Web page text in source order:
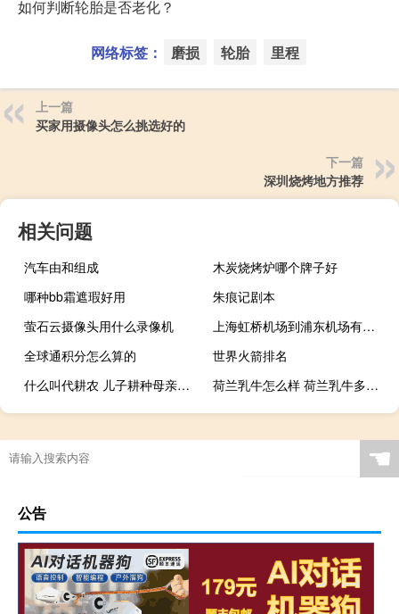
如何判断轮胎是否老化？
网络标签： 磨损 轮胎 里程
上一篇
买家用摄像头怎么挑选好的
下一篇
深圳烧烤地方推荐
相关问题
汽车由和组成
木炭烧烤炉哪个牌子好
哪种bb霜遮瑕好用
朱痕记剧本
萤石云摄像头用什么录像机
上海虹桥机场到浦东机场有多远 上海虹桥机场到虹桥火车站
全球通积分怎么算的
世界火箭排名
什么叫代耕农 儿子耕种母亲的田地叫什么
荷兰乳牛怎么样 荷兰乳牛多维营养奶粉
☚
公告